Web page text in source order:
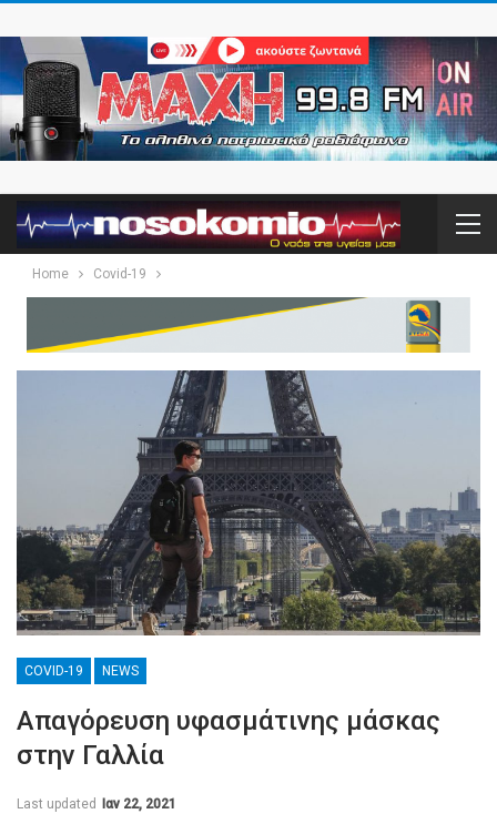
Home Covid-19
COVID-19 NEWS
Απαγόρευση υφασμάτινης μάσκας
στην Γαλλία
Last updated Ιαν 22, 2021